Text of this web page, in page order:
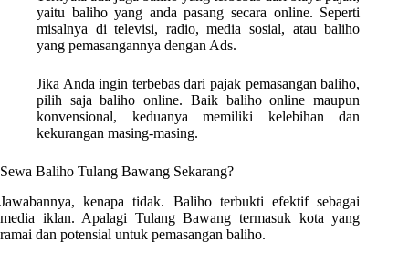
yaitu baliho yang anda pasang secara online. Seperti
misalnya di televisi, radio, media sosial, atau baliho
yang pemasangannya dengan Ads.
Jika Anda ingin terbebas dari pajak pemasangan baliho,
pilih saja baliho online. Baik baliho online maupun
konvensional, keduanya memiliki kelebihan dan
kekurangan masing-masing.
Sewa Baliho Tulang Bawang Sekarang?
Jawabannya, kenapa tidak. Baliho terbukti efektif sebagai
media iklan. Apalagi Tulang Bawang termasuk kota yang
ramai dan potensial untuk pemasangan baliho.